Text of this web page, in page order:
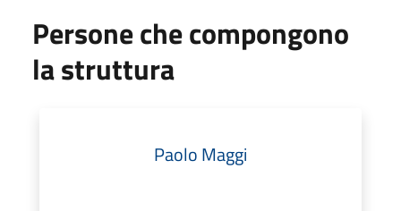
Persone che compongono
la struttura
Paolo Maggi